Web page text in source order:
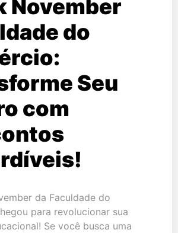
November
do
Seu
com
da Faculdade do
para revolucionar sua
Se você busca uma